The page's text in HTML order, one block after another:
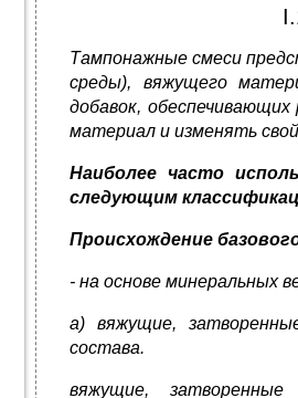
Тампонажные смеси
среды), вяжущего
добавок,
материал и изменять
Наиболее часто
следующим
Происхождение
- на основе минеральных
а) вяжущие,
состава.
вяжущие, затворенные